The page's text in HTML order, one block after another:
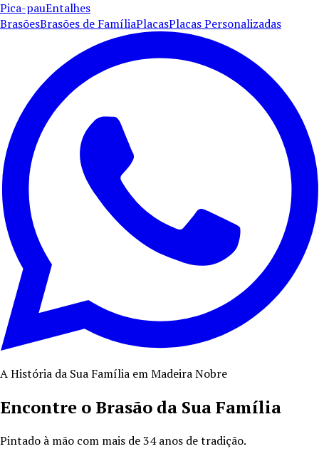
Pica-pauEntalhes
BrasõesBrasões de FamíliaPlacasPlacas Personalizadas
A História da Sua Família em Madeira Nobre
Encontre o Brasão da Sua Família
Pintado à mão com mais de34anos de tradição.